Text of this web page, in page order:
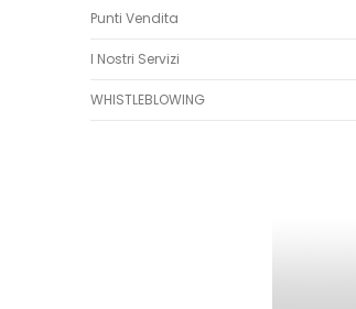
Punti Vendita
I Nostri Servizi
WHISTLEBLOWING